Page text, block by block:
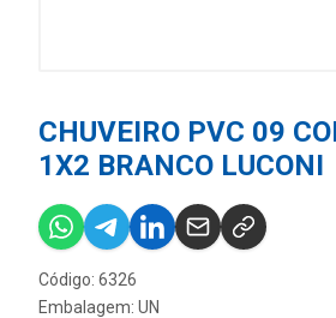
CHUVEIRO PVC 09
1X2 BRANCO LUCONI
Código: 6326
Embalagem: UN